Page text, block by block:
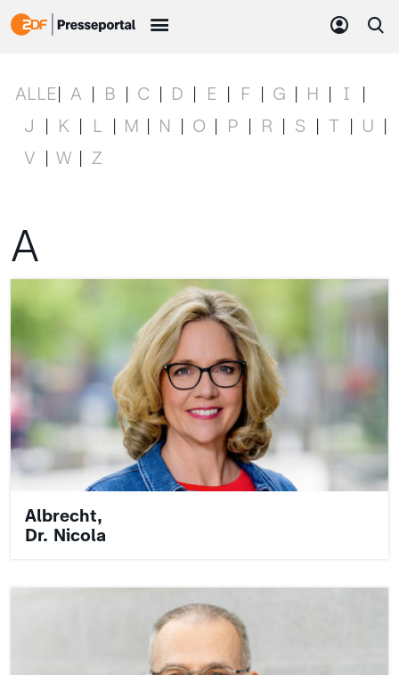
ALLE A B C D E F G H
I
J
K L M N O P R S T
U
V
W Z
A
Albrecht,
Dr. Nicola